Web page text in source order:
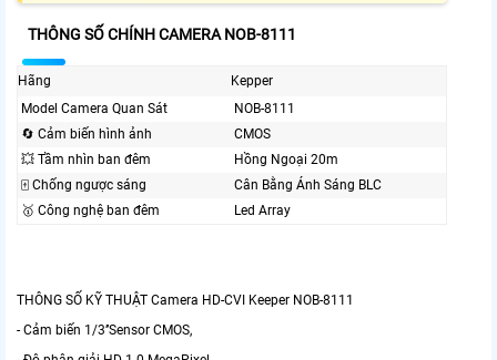
THÔNG SỐ CHÍNH CAMERA NOB-8111
Hãng
Kepper
Model Camera Quan Sát
NOB-8111
🔄 Cảm biến hình ảnh
CMOS
💥 Tầm nhìn ban đêm
Hồng Ngoại 20m
🀄 Chống ngược sáng
Cân Bằng Ánh Sáng BLC
🥇️ Công nghệ ban đêm
Led Array
THÔNG SỐ KỸ THUẬT Camera HD-CVI Keeper NOB-8111
- Cảm biến 1/3’’Sensor CMOS,